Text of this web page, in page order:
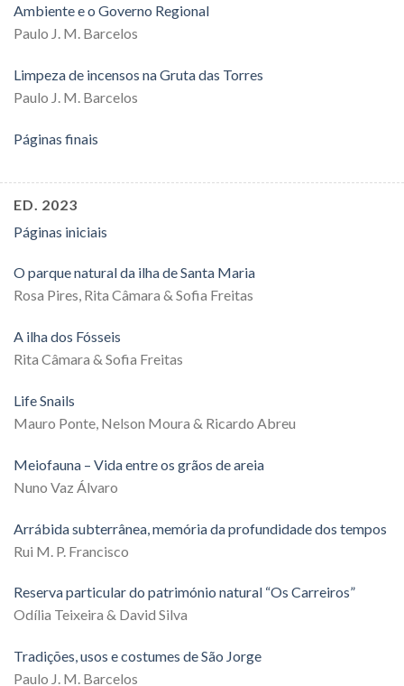
Ambiente e o Governo Regional
Paulo J. M. Barcelos
Limpeza de incensos na Gruta das Torres
Paulo J. M. Barcelos
Páginas finais
ED. 2023
Páginas iniciais
O parque natural da ilha de Santa Maria
Rosa Pires, Rita Câmara & Sofia Freitas
A ilha dos Fósseis
Rita Câmara & Sofia Freitas
Life Snails
Mauro Ponte, Nelson Moura & Ricardo Abreu
Meiofauna – Vida entre os grãos de areia
Nuno Vaz Álvaro
Arrábida subterrânea, memória da profundidade dos tempos
Rui M. P. Francisco
Reserva particular do património natural “Os Carreiros”
Odília Teixeira & David Silva
Tradições, usos e costumes de São Jorge
Paulo J. M. Barcelos